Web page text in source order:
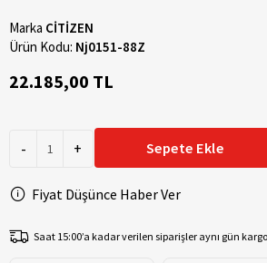
Marka CİTİZEN
Ürün Kodu: Nj0151-88Z
22.185,00 TL
- + Sepete Ekle
Fiyat Düşünce Haber Ver
Saat 15:00’a kadar verilen siparişler aynı gün